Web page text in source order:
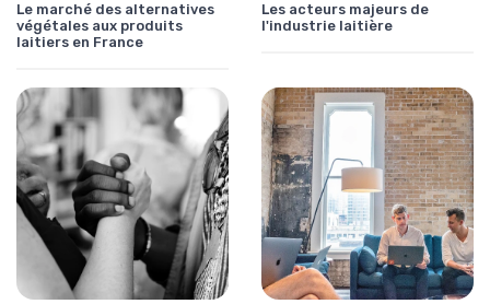
Le marché des alternatives
végétales aux produits
laitiers en France
Les acteurs majeurs de
l'industrie laitière